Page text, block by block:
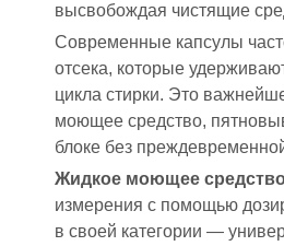
высвобождая чистящие
Современные капсулы
отсека, которые
цикла стирки. Это
моющее средство,
блоке без
Жидкое моющее
измерения с помощью
в ​​своей категории —